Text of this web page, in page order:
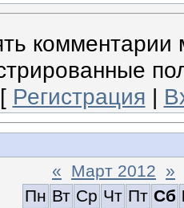
комментарии
[ Регистрация |
« Март 2012 »
Пн Вт Ср Чт Пт Сб